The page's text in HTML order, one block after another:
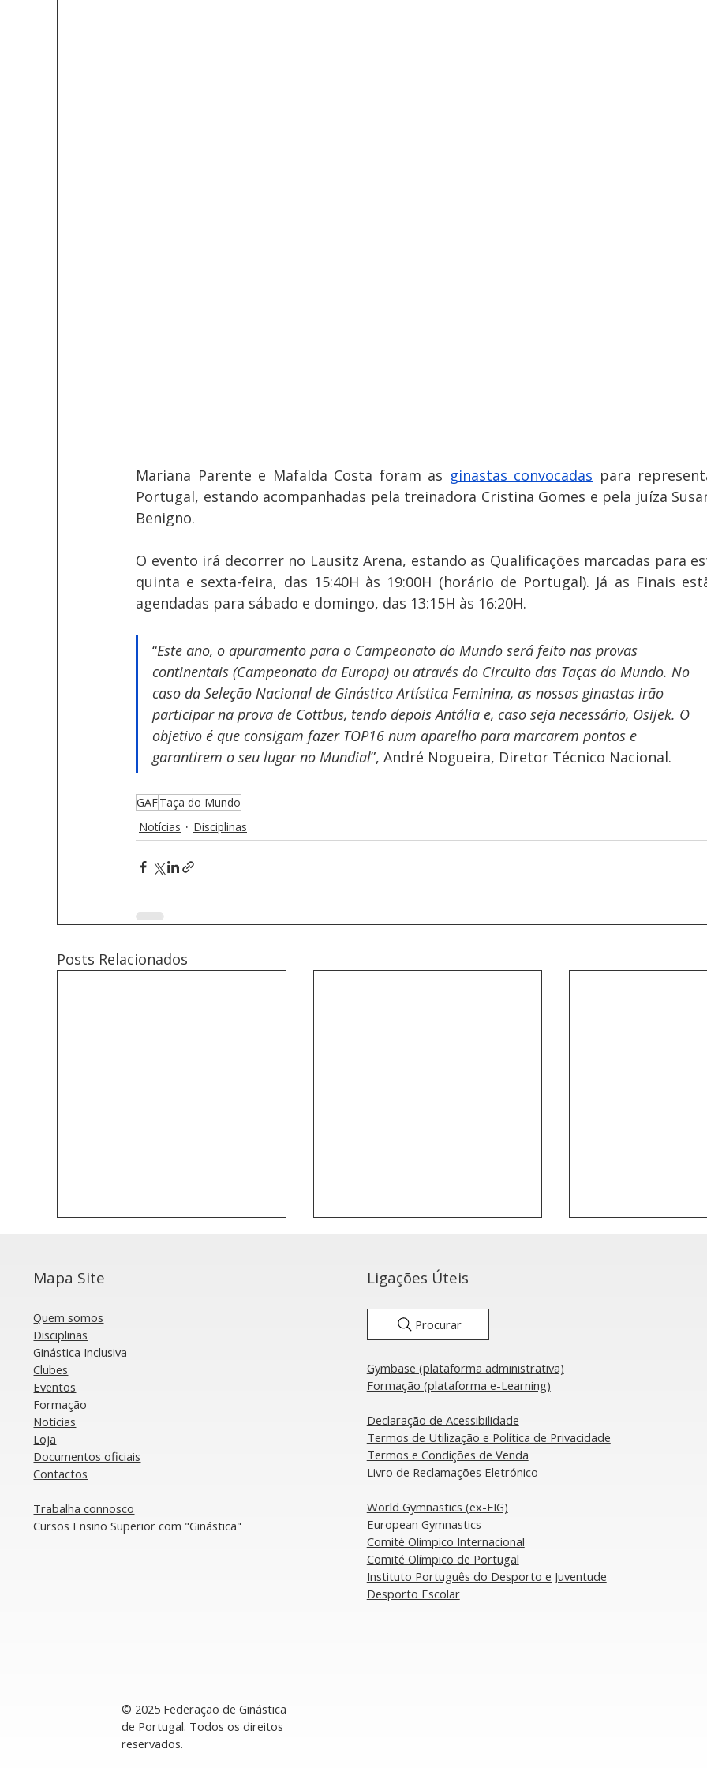
Mariana Parente e Mafalda Costa foram as ginastas convocadas para
Portugal, estando acompanhadas pela treinadora Cristina Gomes e pela juíza
Benigno.
O evento irá decorrer no Lausitz Arena, estando as Qualificações marcadas para
quinta e sexta-feira, das 15:40H às 19:00H (horário de Portugal). Já as Finais
agendadas para sábado e domingo, das 13:15H às 16:20H.
“Este ano, o apuramento para o Campeonato do Mundo será feito nas provas
continentais (Campeonato da Europa) ou através do Circuito das Taças do Mundo. No
caso da Seleção Nacional de Ginástica Artística Feminina, as nossas ginastas irão
participar na prova de Cottbus, tendo depois Antália e, caso seja necessário, Osijek. O
objetivo é que consigam fazer TOP16 num aparelho para marcarem pontos e
garantirem o seu lugar no Mundial”, André Nogueira, Diretor Técnico Nacional.
GAFTaça do Mundo
Notícias
Disciplinas
Posts Relacionados
preparação para o Europeu
Aeróbica: Grupo português
conquista Medalha de
Bronze na Taça do Mundo
de Oradea
Gymbase (plataforma administrativa)
Formação (plataforma e-Learning)
Declaração de Acessibilidade
​Termos de Utilização e Política de Privacidade
Termos e Condições de Venda
Livro de Reclamações Eletrónico
​World Gymnastics (ex-FIG)
European Gymnastics
Comité Olímpico Internacional
Comité Olímpico de Portugal
Instituto Português do Desporto e Juventude
Desporto Escolar
Ligações Úteis
Procurar
© 2025 Federação de Ginástica
de Portugal. Todos os direitos
reservados.
Quem somos
Disciplinas
Ginástica Inclusiva
Clubes
Eventos
Formação
Notícias
Loja
Documentos oficiais​
​Contactos
​Trabalha connosco
​Cursos Ensino Superior com "Ginástica"
Mapa Site